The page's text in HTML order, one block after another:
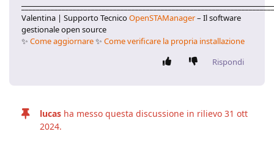
Valentina | Supporto TecnicoOpenSTAManager– Il software
gestionale open source
✨ Come aggiornare✨ Come verificare la propria installazione
Rispondi
lucas ha messo questa discussione in rilievo 31 ott
2024.